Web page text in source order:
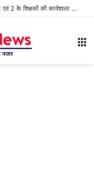
बिरनो में निपुण भारत मिशन के अंतर्गत कक्षा 1 एवं 2 के शिक्षकों की कार्यशाला आयोजित